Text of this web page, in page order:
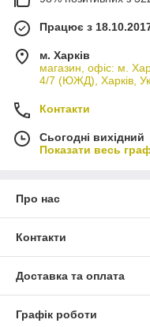
Працює з
м. Харків
магазин, офіс: м.
4/7 (ЮЖД), Харків,
Контакти
Сьогодні вихідний
Показати весь
Про нас
Контакти
Доставка та оплата
Графік роботи